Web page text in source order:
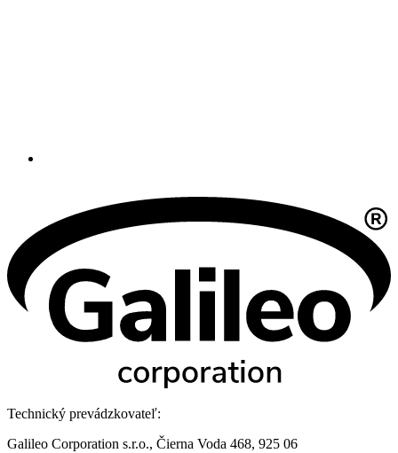
Technický prevádzkovateľ:
Galileo Corporation s.r.o., Čierna Voda 468, 925 06